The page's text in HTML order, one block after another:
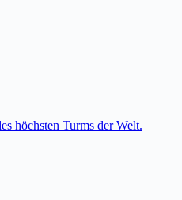
höchsten Turms der Welt.